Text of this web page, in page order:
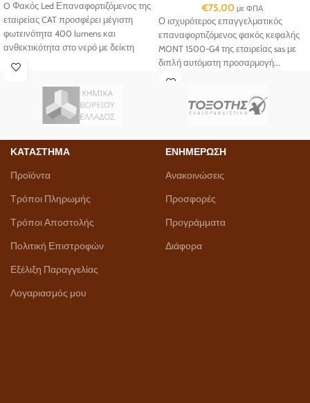
O Φακός Led Επαναφορτιζόμενος της
εταιρείας CAT προσφέρει μέγιστη
φωτεινότητα 400 lumens και
ανθεκτικότητα στο νερό με δείκτη
προστασίας IPX4.
€75,00 με ΦΠΑ
Ο ισχυρότερος επαγγελματικός
επαναφορτιζόμενος φακός κεφαλής
MONT 1500-G4 της εταιρείας sas με
διπλή αυτόματη προσαρμογή...
ΚΑΤΑΣΤΗΜΑ
Προϊόντα
Τρόποι Πληρωμής
Τρόποι Αποστολής
Πολιτική Επιστροφών
Εξέλιξη Παραγγελίας
Λογαριασμός μου
ΕΝΗΜΕΡΩΣΗ
Ανακοινώσεις
Προσφορές
Προγράμματα
Διάφορα